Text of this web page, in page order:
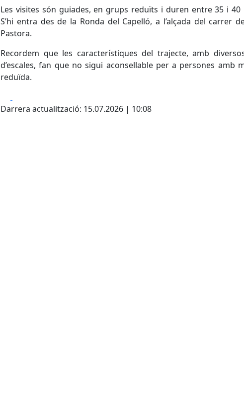
Les visites són guiades, en grups reduïts i duren entre 35 i 40
S’hi entra des de la Ronda del Capelló, a l’alçada del carrer
Pastora.
Recordem que les característiques del trajecte, amb
d’escales, fan que no sigui aconsellable per a persones amb
reduïda.
Darrera actualització: 15.07.2026 | 10:08